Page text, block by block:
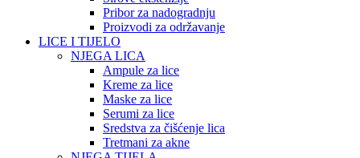
Pribor za nadogradnju
Proizvodi za održavanje
LICE I TIJELO
NJEGA LICA
Ampule za lice
Kreme za lice
Maske za lice
Serumi za lice
Sredstva za čišćenje lica
Tretmani za akne